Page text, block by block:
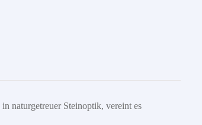
naturgetreuer Steinoptik, vereint es